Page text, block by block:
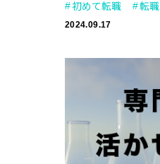
初めて転職
転職
2024.09.17